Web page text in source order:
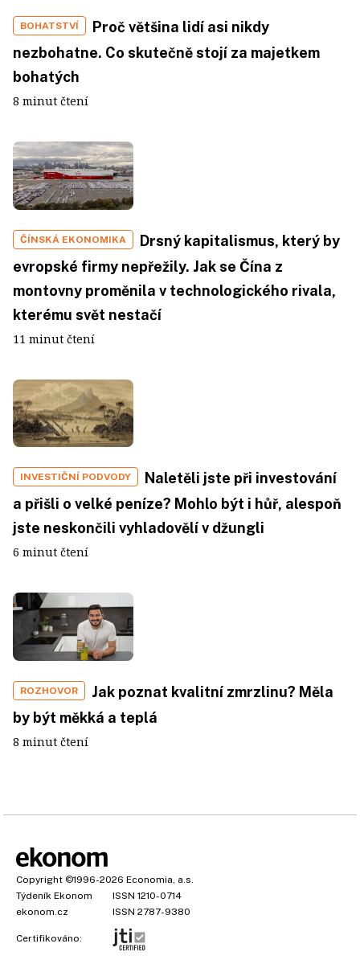
BOHATSTVÍ
Proč většina lidí asi nikdy
nezbohatne. Co skutečně stojí za majetkem
bohatých
8 minut čtení
ČÍNSKÁ EKONOMIKA
Drsný kapitalismus, který by
evropské firmy nepřežily. Jak se Čína z
montovny proměnila v technologického rivala,
kterému svět nestačí
11 minut čtení
INVESTIČNÍ PODVODY
Naletěli jste při investování
a přišli o velké peníze? Mohlo být i hůř, alespoň
jste neskončili vyhladovělí v džungli
6 minut čtení
ROZHOVOR
Jak poznat kvalitní zmrzlinu? Měla
by být měkká a teplá
8 minut čtení
Copyright ©1996-2026 Economia, a.s.
Týdeník Ekonom
ISSN 1210-0714
ekonom.cz
ISSN 2787-9380
Certifikováno: